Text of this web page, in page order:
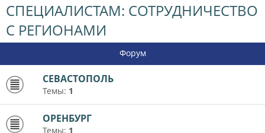
СПЕЦИАЛИСТАМ: СОТРУДНИЧЕСТВО
С РЕГИОНАМИ
Форум
СЕВАСТОПОЛЬ
Темы: 1
ОРЕНБУРГ
Темы: 1